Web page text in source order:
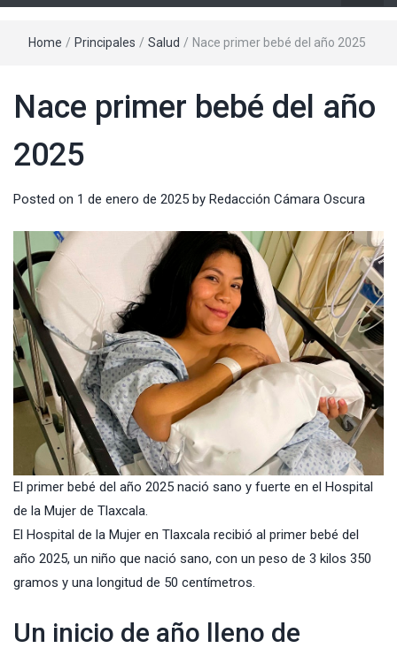
Home / Principales / Salud / Nace primer bebé del año 2025
Nace primer bebé del año
2025
Posted on 1 de enero de 2025 by Redacción Cámara Oscura
El primer bebé del año 2025 nació sano y fuerte en el Hospital
de la Mujer de Tlaxcala.
El Hospital de la Mujer en Tlaxcala recibió al primer bebé del
año 2025, un niño que nació sano, con un peso de 3 kilos 350
gramos y una longitud de 50 centímetros.
Un inicio de año lleno de